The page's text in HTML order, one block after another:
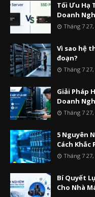
Tối Ưu Hạ
Doanh
Tháng 7 27,
Vì sao hệ
đoạn?
Tháng 7 27,
Giải Pháp
Doanh
Tháng 7 27,
5 Nguyên
Cách Khắc
Tháng 7 27,
Bí Quyết
Cho Nhà